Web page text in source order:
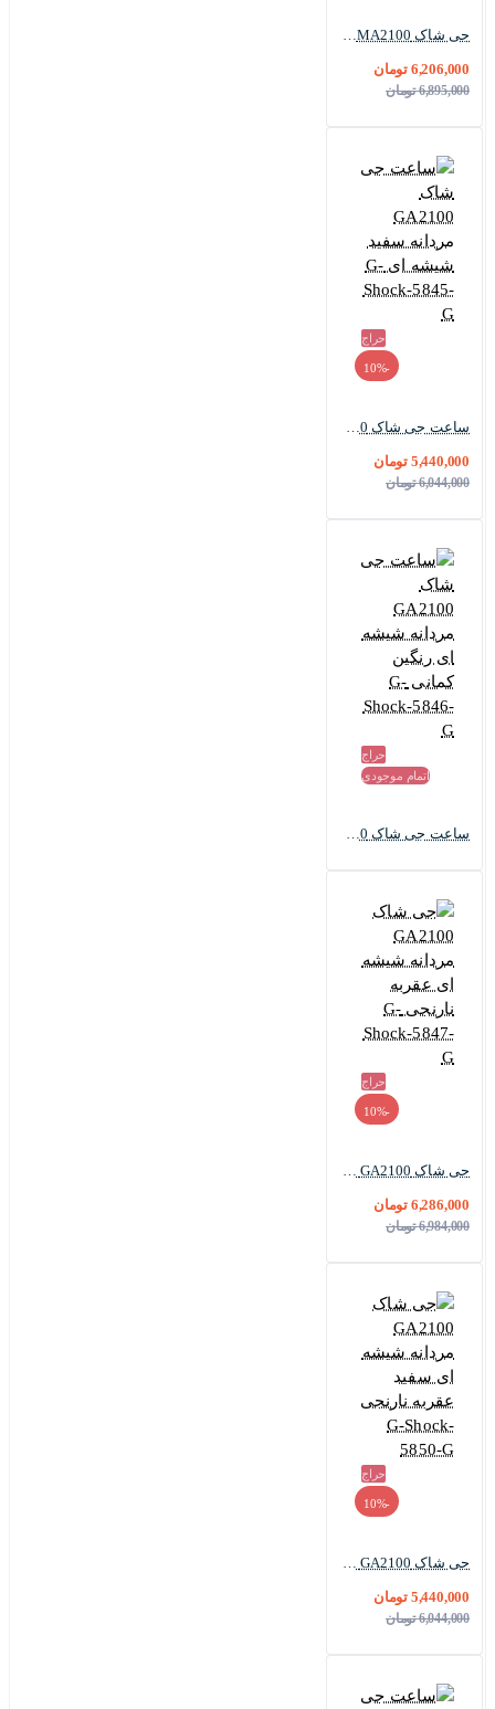
جی شاک GMA2100 مردانه بدنه فلزی سیلور مشکی G-Shock-5842-G
6,206,000 تومان
6,895,000 تومان
حراج
-10%
ساعت جی شاک GA2100 مردانه سفید شیشه ای G-Shock-5845-G
5,440,000 تومان
6,044,000 تومان
حراج
اتمام موجودی
ساعت جی شاک GA2100 مردانه شیشه ای رنگین کمانی G-Shock-5846-G
حراج
-10%
جی شاک GA2100 مردانه شیشه ای عقربه نارنجی G-Shock-5847-G
6,286,000 تومان
6,984,000 تومان
حراج
-10%
جی شاک GA2100 مردانه شیشه ای سفید عقربه نارنجی G-Shock-5850-G
5,440,000 تومان
6,044,000 تومان